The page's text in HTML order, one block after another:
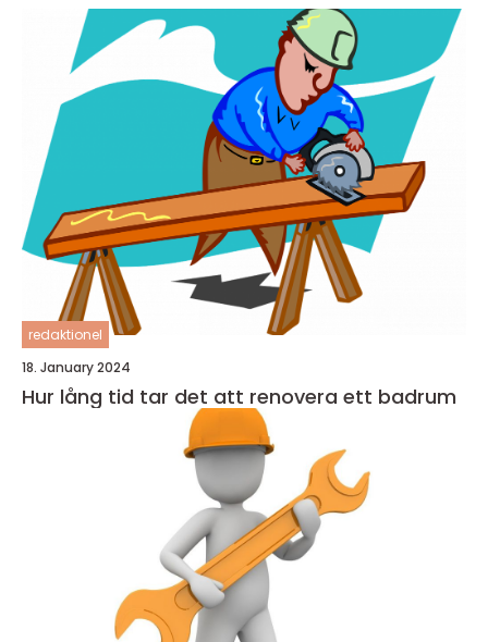
redaktionel
18. January 2024
Hur lång tid tar det att renovera ett badrum